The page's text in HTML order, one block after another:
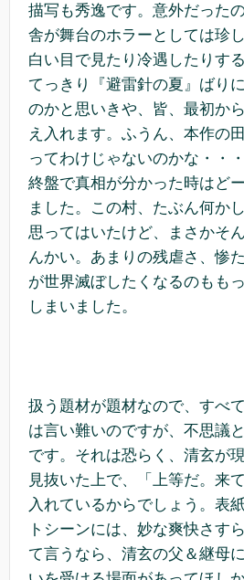
描写も秀逸です。意外だった
舎が舞台のホラーとしては珍
白い目で見たり冷遇したりす
てっきり『避雷針の夏』ばり
のかと思いきや、皆、最初か
え入れます。ふうん、本作の
ってわけじゃないのかな・・
終盤で真相が分かった時はど
ました。この村、たぶん何か
思ってはいたけど、まさかそ
んかい。あまりの残虐さ、惨
が世界滅ぼしたくなるのもも
しまいました。
扱う題材が題材なので、すべ
は言い難いのですが、不思議
です。それは恐らく、清玄が
見抜いた上で、「上等だ。来
入れているからでしょう。表
トシーンには、妙な爽快さす
て言うなら、清玄の父＆継母